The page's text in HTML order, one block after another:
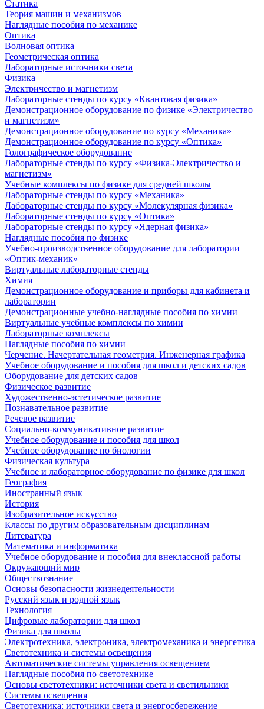
Статика
Теория машин и механизмов
Наглядные пособия по механике
Оптика
Волновая оптика
Геометрическая оптика
Лабораторные источники света
Физика
Электричество и магнетизм
Лабораторные стенды по курсу «Квантовая физика»
Демонстрационное оборудование по физике «Электричество
и магнетизм»
Демонстрационное оборудование по курсу «Механика»
Демонстрационное оборудование по курсу «Оптика»
Голографическое оборудование
Лабораторные стенды по курсу «Физика-Электричество и
магнетизм»
Учебные комплексы по физике для средней школы
Лабораторные стенды по курсу «Механика»
Лабораторные стенды по курсу «Молекулярная физика»
Лабораторные стенды по курсу «Оптика»
Лабораторные стенды по курсу «Ядерная физика»
Наглядные пособия по физике
Учебно-производственное оборудование для лаборатории
«Оптик-механик»
Виртуальные лабораторные стенды
Химия
Демонстрационное оборудование и приборы для кабинета и
лаборатории
Демонстрационные учебно-наглядные пособия по химии
Виртуальные учебные комплексы по химии
Лабораторные комплексы
Наглядные пособия по химии
Черчение. Начертательная геометрия. Инженерная графика
Учебное оборудование и пособия для школ и детских садов
Оборудование для детских садов
Физическое развитие
Художественно-эстетическое развитие
Познавательное развитие
Речевое развитие
Социально-коммуникативное развитие
Учебное оборудование и пособия для школ
Учебное оборудование по биологии
Физическая культура
Учебное и лабораторное оборудование по физике для школ
География
Иностранный язык
История
Изобразительное искусство
Классы по другим образовательным дисциплинам
Литература
Математика и информатика
Учебное оборудование и пособия для внеклассной работы
Окружающий мир
Обществознание
Основы безопасности жизнедеятельности
Русский язык и родной язык
Технология
Цифровые лаборатории для школ
Физика для школы
Электротехника, электроника, электромеханика и энергетика
Светотехника и системы освещения
Автоматические системы управления освещением
Наглядные пособия по светотехнике
Основы светотехники: источники света и светильники
Системы освещения
Светотехника: источники света и энергосбережение